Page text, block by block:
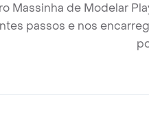
Massinha de Modelar
passos e nos